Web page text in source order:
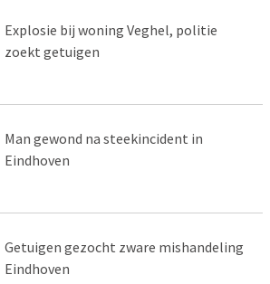
Explosie bij woning Veghel, politie
zoekt getuigen
Man gewond na steekincident in
Eindhoven
Getuigen gezocht zware mishandeling
Eindhoven